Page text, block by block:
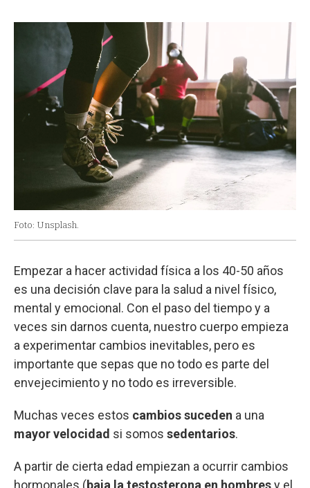
Foto: Unsplash.
Empezar a hacer actividad física a los 40-50 años
es una decisión clave para la salud a nivel físico,
mental y emocional. Con el paso del tiempo y a
veces sin darnos cuenta, nuestro cuerpo empieza
a experimentar cambios inevitables, pero es
importante que sepas que no todo es parte del
envejecimiento y no todo es irreversible.
Muchas veces estos cambios suceden a una
mayor velocidad si somos sedentarios.
A partir de cierta edad empiezan a ocurrir cambios
hormonales (baja la testosterona en hombresy el